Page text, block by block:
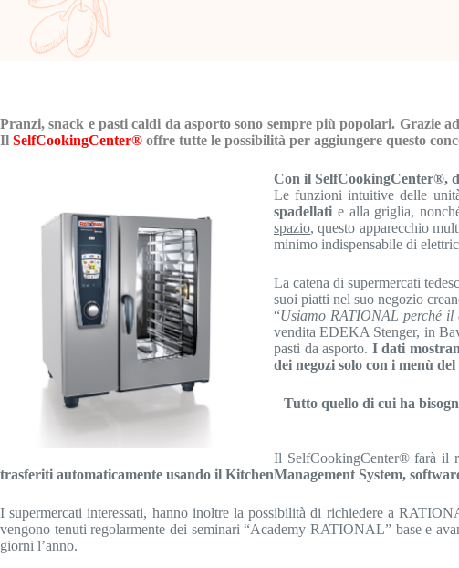
Pranzi, snack e pasti caldi da asporto sono sempre più popolari. Grazie
Il SelfCookingCenter® offre tutte le possibilità per aggiungere questo
Con il SelfCookingCenter®,
Le funzioni intuitive delle
spadellati e alla griglia,
spazio, questo apparecchio
minimo indispensabile di
La catena di supermercati
suoi piatti nel suo negozio
“Usiamo RATIONAL perché
vendita EDEKA Stenger, in
pasti da asporto. I dati
dei negozi solo con i menù
Tutto quello di cui ha
Il SelfCookingCenter® farà il
trasferiti automaticamente usando il KitchenManagement System,
I supermercati interessati, hanno inoltre la possibilità di richiedere a
vengono tenuti regolarmente dei seminari “Academy RATIONAL” base e
giorni l’anno.